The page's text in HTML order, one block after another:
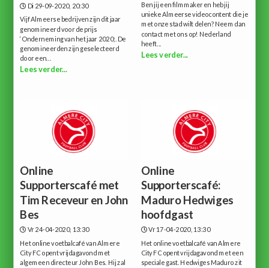
Di 29-09-2020, 20:30
Vijf Almeerse bedrijven zijn dit jaar
genomineerd voor de prijs
‘Onderneming van het jaar 2020;. De
genomineerden zijn geselecteerd
door een...
Lees verder...
Ben jij een filmmaker en heb jij
unieke Almeerse videocontent die je
met onze stad wilt delen? Neem dan
contact met ons op! Nederland
heeft...
Lees verder...
Online
Supporterscafé met
Tim Receveur en John
Bes
Vr 24-04-2020, 13:30
Het online voetbalcafé van Almere
City FC opent vrijdagavond met
algemeen directeur John Bes. Hij zal
Online
Supporterscafé:
Maduro Hedwiges
hoofdgast
Vr 17-04-2020, 13:30
Het online voetbalcafé van Almere
City FC opent vrijdagavond met een
speciale gast. Hedwiges Maduro zit